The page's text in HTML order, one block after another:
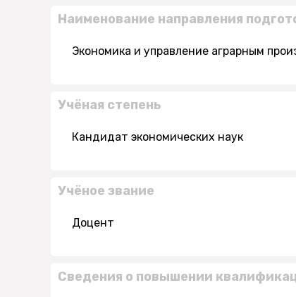
Наименование направления
Экономика и управление аграрным
Учёная степень
Кандидат экономических наук
Учёное звание
Доцент
Сведения о повышении